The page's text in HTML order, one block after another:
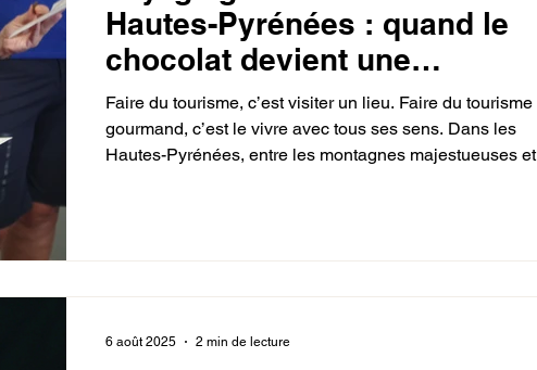
Hautes-Pyrénées : quand le
chocolat devient une
expérience touristique
Faire du tourisme, c’est visiter un lieu. Faire du tourisme
gourmand, c’est le vivre avec tous ses sens. Dans les
Hautes-Pyrénées, entre les montagnes majestueuses et
6 août 2025 2 min de lecture